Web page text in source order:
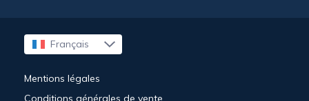
Français
English
Mentions légales
Conditions générales de vente